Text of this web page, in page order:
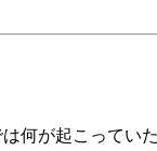
何が起こってい